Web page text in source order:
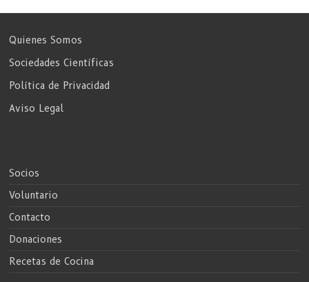
Quienes Somos
Sociedades Científicas
Política de Privacidad
Aviso Legal
Socios
Voluntario
Contacto
Donaciones
Recetas de Cocina